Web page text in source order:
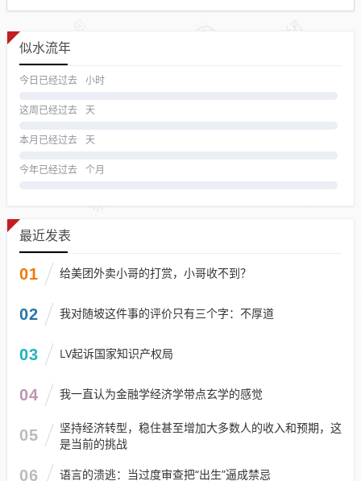
似水流年
今日已经过去 小时
这周已经过去 天
本月已经过去 天
今年已经过去 个月
最近发表
01 给美团外卖小哥的打赏，小哥收不到？
02 我对随坡这件事的评价只有三个字：不厚道
03 LV起诉国家知识产权局
04 我一直认为金融学经济学带点玄学的感觉
05
坚持经济转型，稳住甚至增加大多数人的收入和预期，这
是当前的挑战
06 语言的溃逃：当过度审查把“出生”逼成禁忌